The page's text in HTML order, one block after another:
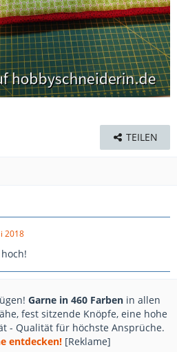
TEILEN
2018
Garne in 460 Farben in allen
fest sitzende Knöpfe, eine hohe
- Qualität für höchste Ansprüche.
entdecken! [Reklame]